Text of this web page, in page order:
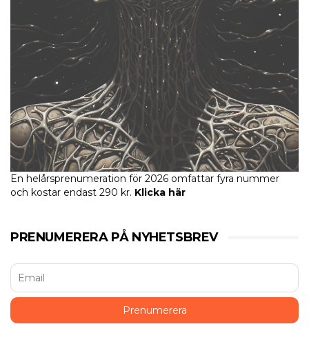
En helårsprenumeration för 2026 omfattar fyra nummer
och kostar endast 290 kr. Klicka här
PRENUMERERA PÅ NYHETSBREV